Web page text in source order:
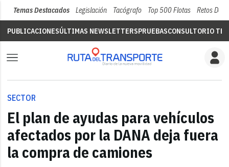
Temas Destacados Legislación Tacógrafo Top 500 Flotas Retos Del
PUBLICACIONESÚLTIMAS NEWSLETTERSPRUEBASCONSULTORIO
SECTOR
El plan de ayudas para vehículos
afectados por la DANA deja fuera
la compra de camiones